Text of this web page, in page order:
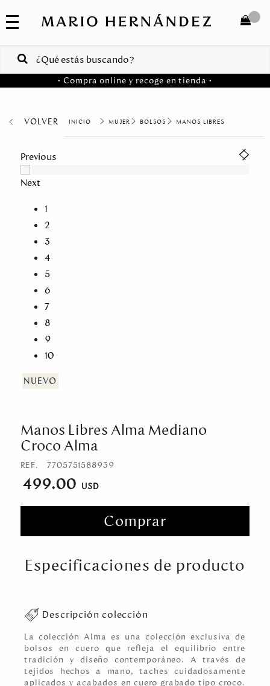
COLECCIONES
VENTAS
CORPORATIVAS COMPRAR
• Compra online y recoge en tienda •
VOLVER MUJER BOLSOS MANOS LIBRES
Previous
Next
1
2
3
4
5
6
7
8
9
10
Manos Libres Alma Mediano
Croco Alma
REF. 7705751588939
499.00
Comprar
Especificaciones de producto
Descripción colección
La colección Alma es una colección exclusiva de
bolsos en cuero que refleja el equilibrio entre
tradición y diseño contemporáneo. A través de
tejidos hechos a mano, taches cuidadosamente
aplicados y acabados en cuero grabado tipo croco.